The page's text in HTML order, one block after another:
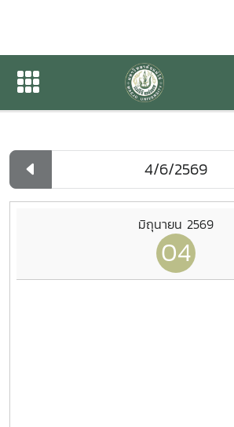
ปฏิทินกิจกรรมของหน่
ปฏิทินกิจกรรมของหน่วยงาน
มิถุนายน 2569
04